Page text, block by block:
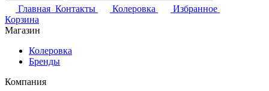
Главная Контакты Колеровка
Избранное
Корзина
Магазин
Колеровка
Бренды
Компания